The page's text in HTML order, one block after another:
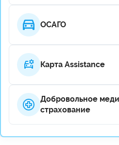
ОСАГО
Карта Assistance
Добровольное
страхование